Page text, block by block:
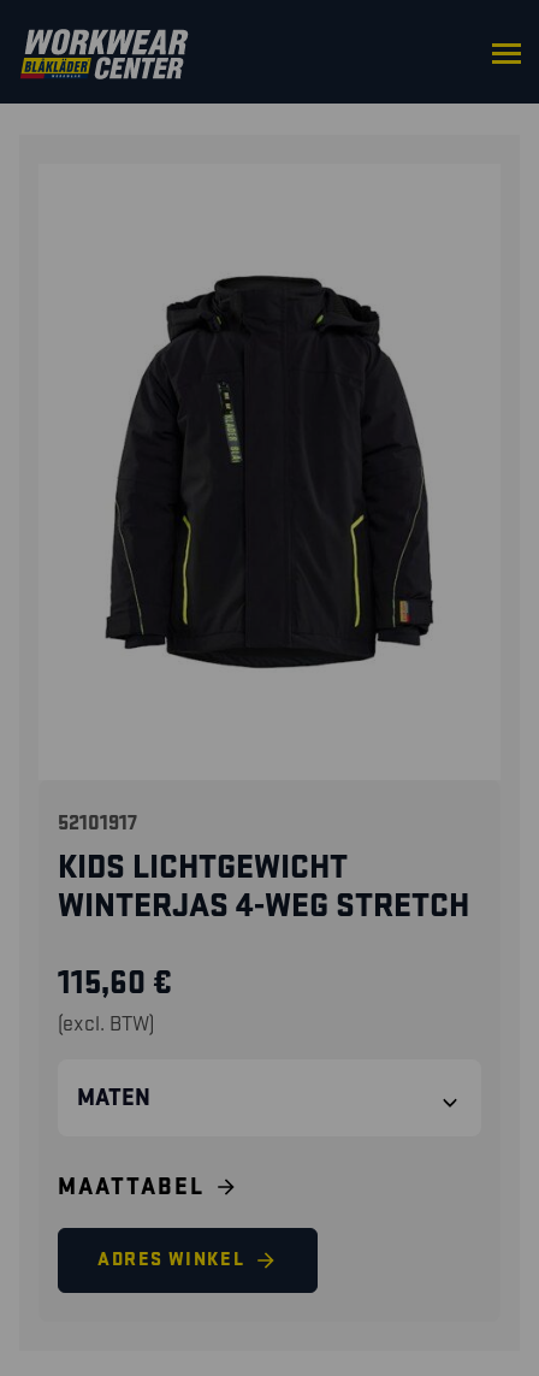
HOME/BOVENKLEDING
52101917
KIDS LICHTGEWICHT
WINTERJAS 4-WEG STRETCH
115,60 €
(excl. BTW)
MATEN
MAATTABEL
ADRES WINKEL